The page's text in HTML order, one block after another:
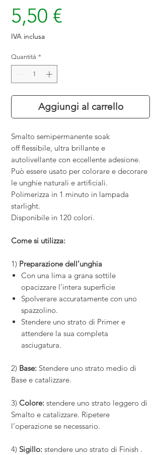
5,50 €
IVA inclusa
Quantità *
Aggiungi al carrello
Smalto semipermanente soak
off flessibile, ultra brillante e
autolivellante con eccellente adesione.
Può essere usato per colorare e decorare
le unghie naturali e artificiali.
Polimerizza in 1 minuto in lampada
starlight.
Disponibile in 120 colori.
Come si utilizza:
1) Preparazione dell’unghia
Con una lima a grana sottile
opacizzare l’intera superficie
Spolverare accuratamente con uno
spazzolino.
Stendere uno strato di Primer e
attendere la sua completa
asciugatura.
2) Base: Stendere uno strato medio di
Base e catalizzare.
3) Colore: stendere uno strato leggero di
Smalto e catalizzare. Ripetere
l’operazione se necessario.
4) Sigillo: stendere uno strato di Finish .